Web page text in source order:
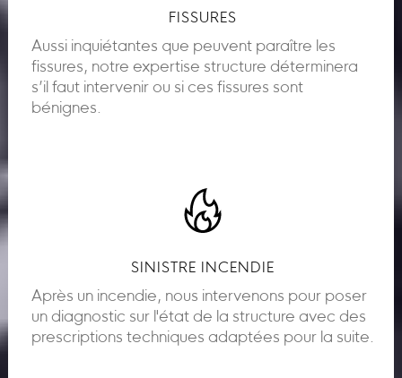
FISSURES
Aussi inquiétantes que peuvent paraître les
fissures, notre expertise structure déterminera
s’il faut intervenir ou si ces fissures sont
bénignes.
SINISTRE INCENDIE
Après un incendie, nous intervenons pour poser
un diagnostic sur l'état de la structure avec des
prescriptions techniques adaptées pour la suite.